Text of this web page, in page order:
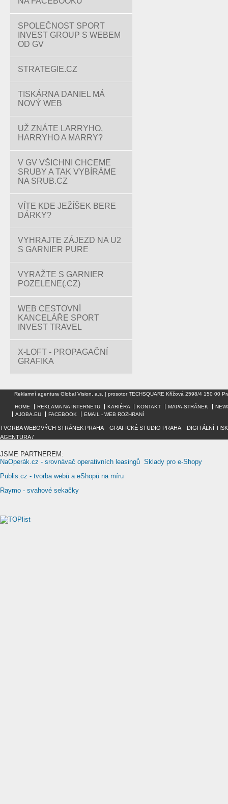
SPOLEČNOST SPORT
INVEST GROUP S WEBEM
OD GV
STRATEGIE.CZ
TISKÁRNA DANIEL MÁ
NOVÝ WEB
UŽ ZNÁTE LARRYHO,
HARRYHO A MARRY?
V GV VŠICHNI CHCEME
SRUBY A TAK VYBÍRÁME
NA SRUB.CZ
VÍTE KDE JEŽÍŠEK BERE
DÁRKY?
VYHRAJTE ZÁJEZD NA U2
S GARNIER PURE
VYRAŽTE S GARNIER
POZELENE(.CZ)
WEB CESTOVNÍ
KANCELÁŘE SPORT
INVEST TRAVEL
X-LOFT - PROPAGAČNÍ
GRAFIKA
Reklamní agentura Global Vision, a.s. | prosotor TECHSQUARE Křížová 2598/4 150 00
HOME REKLAMA NA INTERNETU KARIÉRA KONTAKT MAPA-STRÁNEK
AJOBA.EU
FACEBOOK EMAIL - WEB ROZHRANÍ
TVORBA WEBOVÝCH STRÁNEK PRAHA GRAFICKÉ STUDIO PRAHA
DIGITÁLNÍ
AGENTURA /
JSME PARTNEREM:
NaOperák.cz - srovnávač operativních leasingů Sklady pro e-Shopy
Publis.cz - tvorba webů a eShopů na míru
Raymo - svahové sekačky